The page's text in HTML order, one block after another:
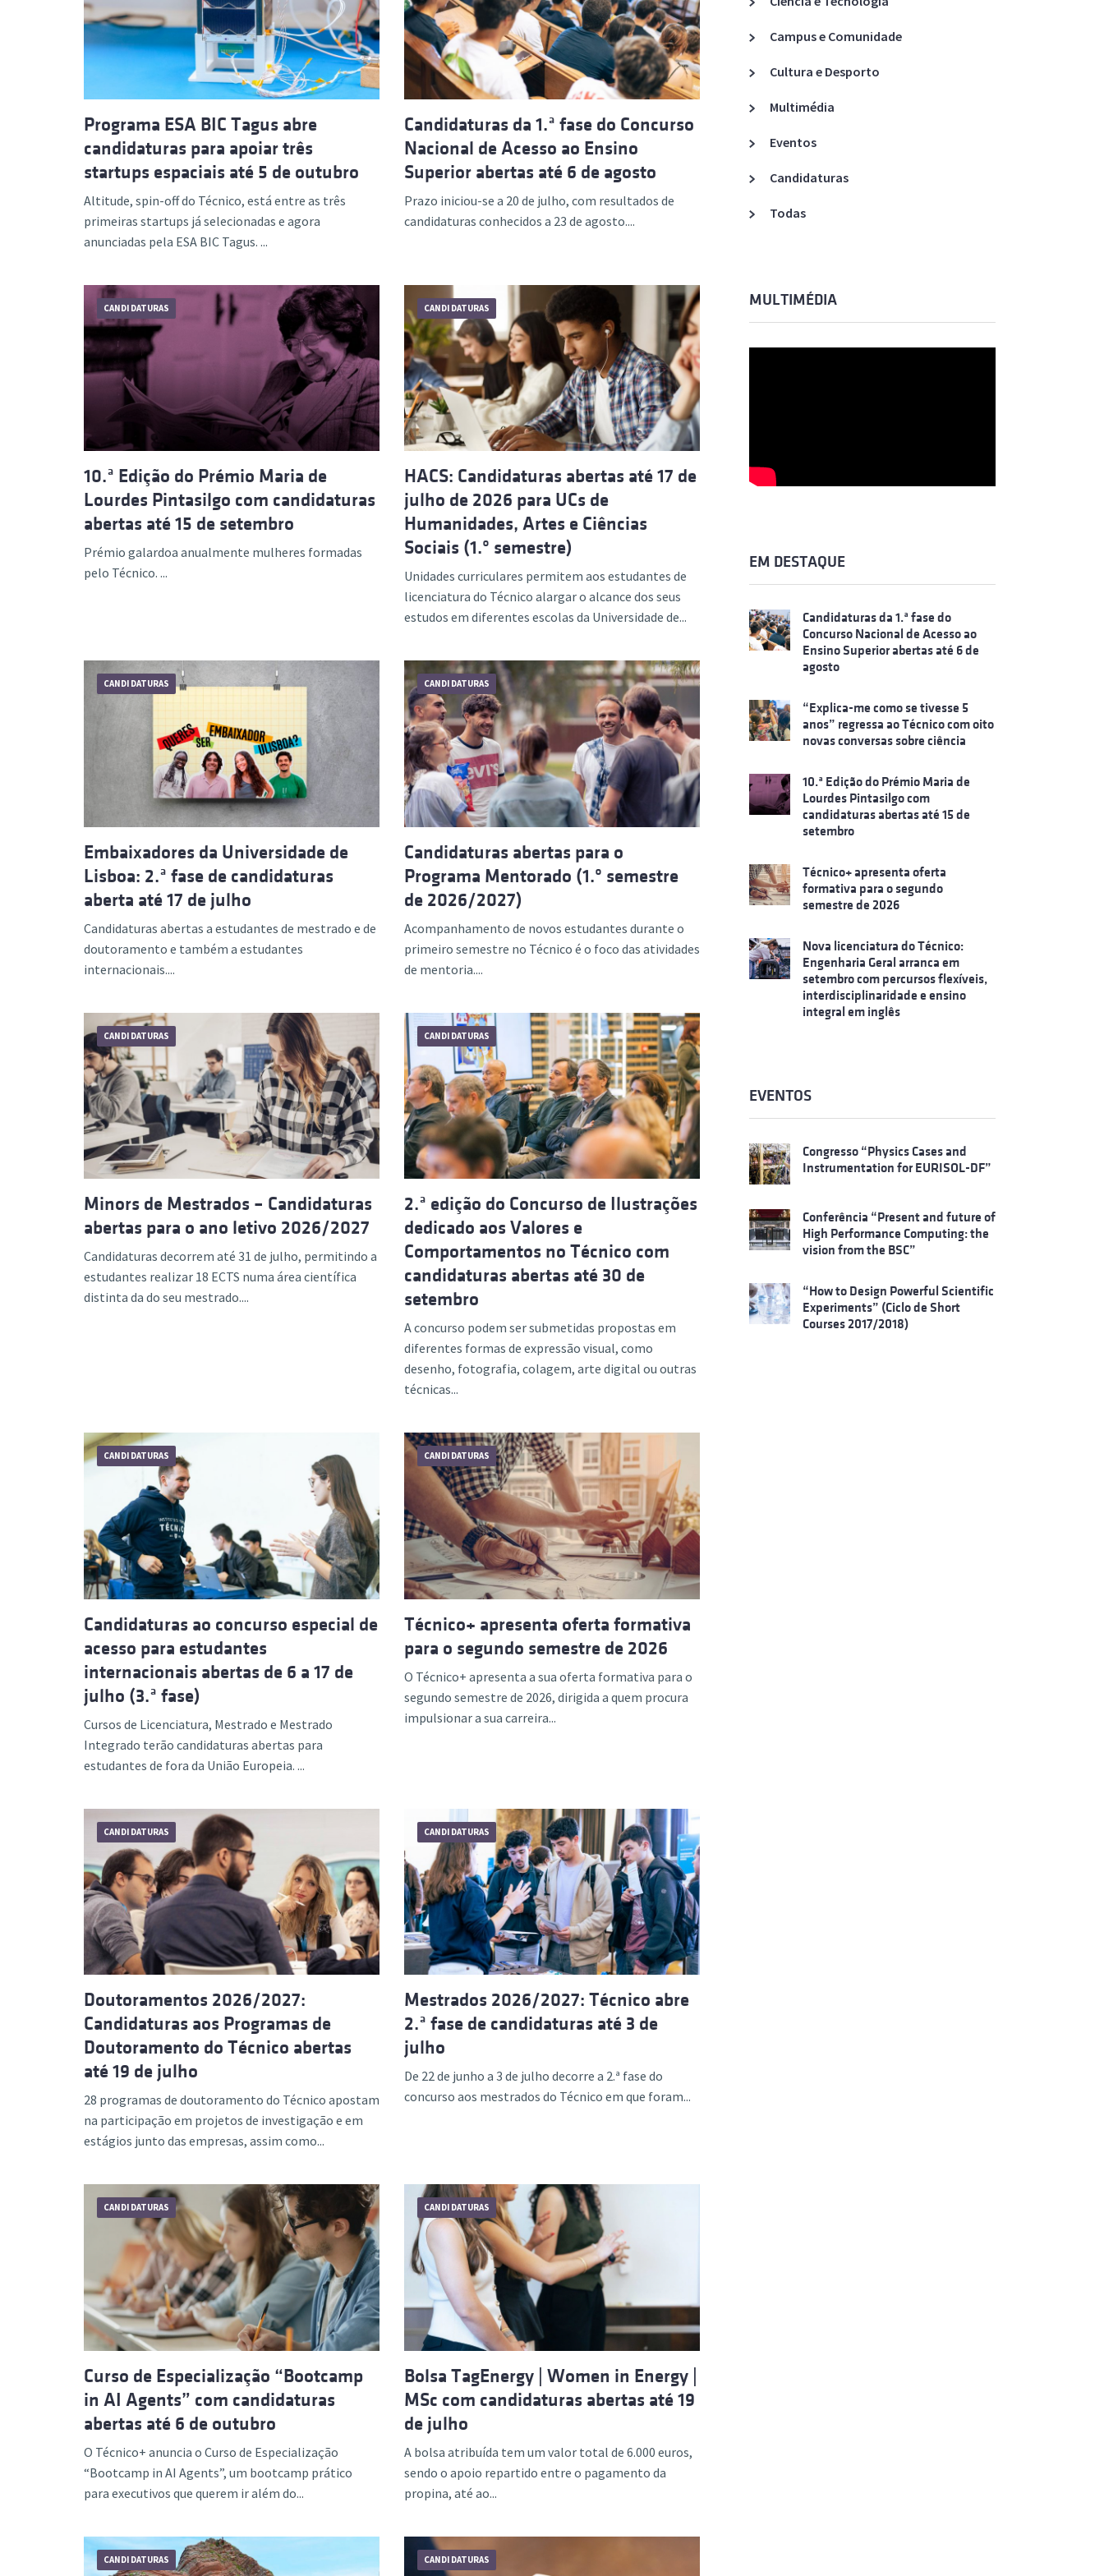
Formação Avançada
Acreditações A3ES
Programa ESA BIC Tagus abre
candidaturas para apoiar três
startups espaciais até 5 de outubro
Altitude, spin-off do Técnico, está entre as três
primeiras startups já selecionadas e agora
anunciadas pela ESA BIC Tagus. ...
Candidaturas da 1.ª fase do Concurso
Nacional de Acesso ao Ensino
Superior abertas até 6 de agosto
Prazo iniciou-se a 20 de julho, com resultados de
candidaturas conhecidos a 23 de agosto....
CANDIDATURAS
10.ª Edição do Prémio Maria de
Lourdes Pintasilgo com candidaturas
abertas até 15 de setembro
Prémio galardoa anualmente mulheres formadas
pelo Técnico. ...
CANDIDATURAS
HACS: Candidaturas abertas até 17 de
julho de 2026 para UCs de
Humanidades, Artes e Ciências
Sociais (1.º semestre)
Unidades curriculares permitem aos estudantes de
licenciatura do Técnico alargar o alcance dos seus
estudos em diferentes escolas da Universidade de...
CANDIDATURAS
Embaixadores da Universidade de
Lisboa: 2.ª fase de candidaturas
aberta até 17 de julho
Candidaturas abertas a estudantes de mestrado e de
doutoramento e também a estudantes
internacionais....
CANDIDATURAS
Candidaturas abertas para o
Programa Mentorado (1.º semestre
de 2026/2027)
Acompanhamento de novos estudantes durante o
primeiro semestre no Técnico é o foco das atividades
de mentoria....
CANDIDATURAS
Minors de Mestrados – Candidaturas
abertas para o ano letivo 2026/2027
Candidaturas decorrem até 31 de julho, permitindo a
estudantes realizar 18 ECTS numa área científica
distinta da do seu mestrado....
CANDIDATURAS
2.ª edição do Concurso de Ilustrações
dedicado aos Valores e
Comportamentos no Técnico com
candidaturas abertas até 30 de
setembro
A concurso podem ser submetidas propostas em
diferentes formas de expressão visual, como
desenho, fotografia, colagem, arte digital ou outras
técnicas...
CANDIDATURAS
Candidaturas ao concurso especial de
acesso para estudantes
internacionais abertas de 6 a 17 de
julho (3.ª fase)
Cursos de Licenciatura, Mestrado e Mestrado
Integrado terão candidaturas abertas para
estudantes de fora da União Europeia. ...
CANDIDATURAS
Técnico+ apresenta oferta formativa
para o segundo semestre de 2026
O Técnico+ apresenta a sua oferta formativa para o
segundo semestre de 2026, dirigida a quem procura
impulsionar a sua carreira...
CANDIDATURAS
Doutoramentos 2026/2027:
Candidaturas aos Programas de
Doutoramento do Técnico abertas
até 19 de julho
28 programas de doutoramento do Técnico apostam
na participação em projetos de investigação e em
estágios junto das empresas, assim como...
CANDIDATURAS
Mestrados 2026/2027: Técnico abre
2.ª fase de candidaturas até 3 de
julho
De 22 de junho a 3 de julho decorre a 2.ª fase do
concurso aos mestrados do Técnico em que foram...
CANDIDATURAS
Curso de Especialização “Bootcamp
in AI Agents” com candidaturas
abertas até 6 de outubro
O Técnico+ anuncia o Curso de Especialização
“Bootcamp in AI Agents”, um bootcamp prático
para executivos que querem ir além do...
CANDIDATURAS
Bolsa TagEnergy | Women in Energy |
MSc com candidaturas abertas até 19
de julho
A bolsa atribuída tem um valor total de 6.000 euros,
sendo o apoio repartido entre o pagamento da
propina, até ao...
CANDIDATURAS CANDIDATURAS
Campus e Comunidade
Cultura e Desporto
Multimédia
Eventos
Candidaturas
Todas
MULTIMÉDIA
EM DESTAQUE
Candidaturas da 1.ª fase do
Concurso Nacional de Acesso ao
Ensino Superior abertas até 6 de
agosto
“Explica-me como se tivesse 5
anos” regressa ao Técnico com oito
novas conversas sobre ciência
10.ª Edição do Prémio Maria de
Lourdes Pintasilgo com
candidaturas abertas até 15 de
setembro
Técnico+ apresenta oferta
formativa para o segundo
semestre de 2026
Nova licenciatura do Técnico:
Engenharia Geral arranca em
setembro com percursos flexíveis,
interdisciplinaridade e ensino
integral em inglês
EVENTOS
Congresso “Physics Cases and
Instrumentation for EURISOL-DF”
Conferência “Present and future of
High Performance Computing: the
vision from the BSC”
“How to Design Powerful Scientific
Experiments” (Ciclo de Short
Courses 2017/2018)